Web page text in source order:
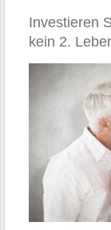
Investieren
kein 2.